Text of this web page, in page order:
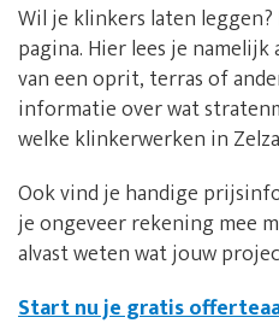
Wil je klinkers laten
pagina. Hier lees je
van een oprit, terras of
informatie over wat
welke klinkerwerken in
Ook vind je handige
je ongeveer rekening mee
alvast weten wat jouw
Start nu je gratis